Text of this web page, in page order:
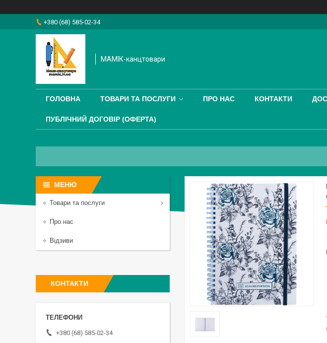
+380 (68) 585-02-34
МАМІК-канцтовари
ГОЛОВНА ТОВАРИ ТА ПОСЛУГИ ПРО НАС КОНТАКТИ
ПУБЛІЧНИЙ ДОГОВІР (ОФЕРТА)
Товари та послуги
Про нас
Відзиви
КОНТАКТИ
+380 (68) 585-02-34